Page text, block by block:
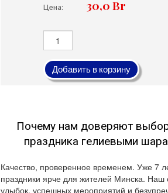
Цена: 30,0 Br
Добавить в корзину
Почему нам доверяют
праздника гелиевыми
Качество, проверенное временем. Уже 7
праздники ярче для жителей Минска.
улыбок, успешных мероприятий и